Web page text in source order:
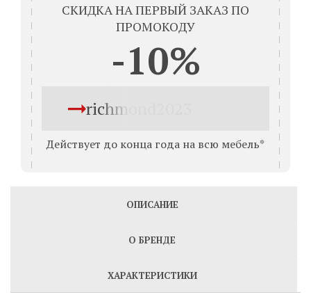
СКИДКА НА ПЕРВЫЙ ЗАКАЗ ПО
ПРОМОКОДУ
-10%
richmond2023
Действует до конца года на всю мебель*
ОПИСАНИЕ
О БРЕНДЕ
ХАРАКТЕРИСТИКИ